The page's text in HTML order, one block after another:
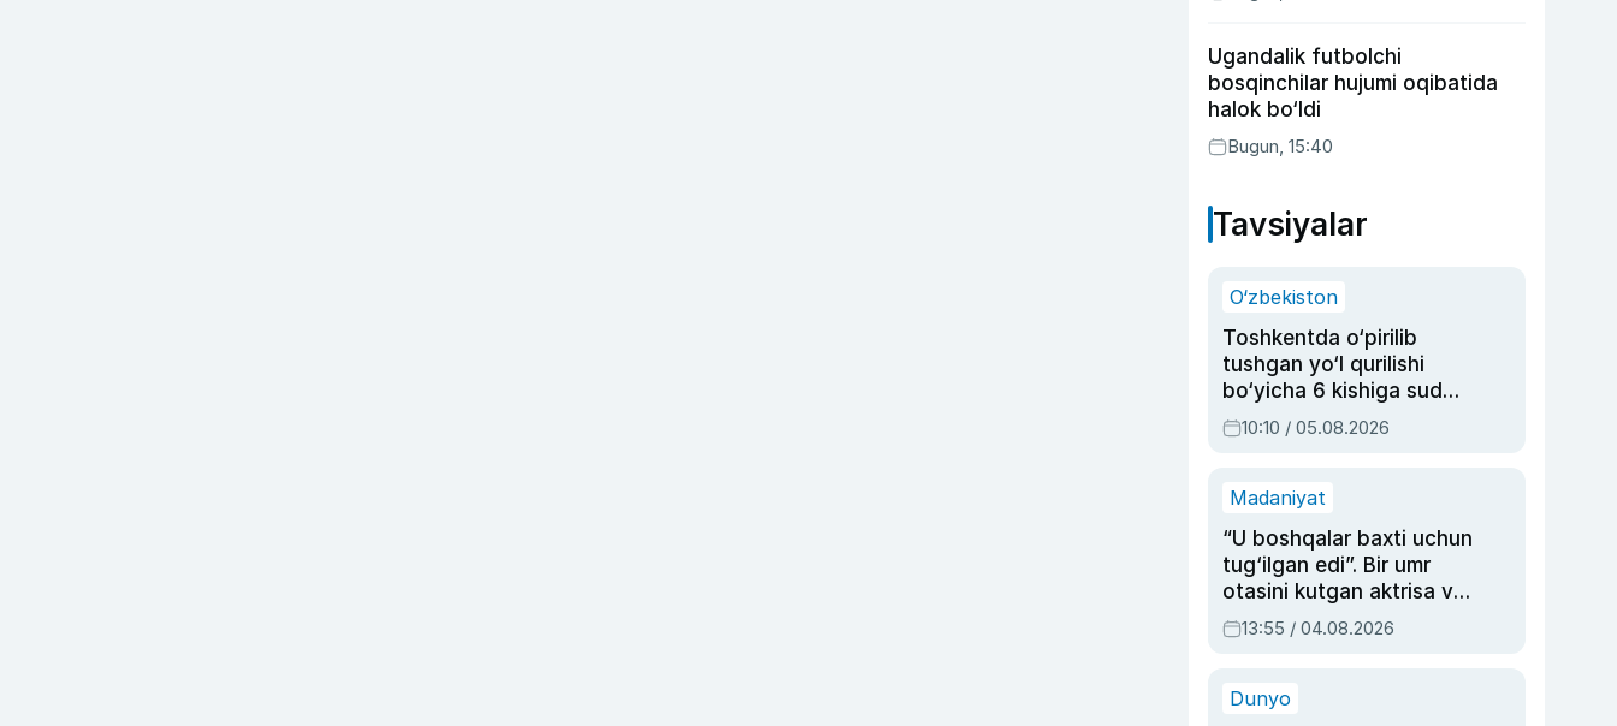
Ugandalik futbolchi
bosqinchilar hujumi oqibatida
halok bo‘ldi
Bugun, 15:40
Tavsiyalar
O‘zbekiston
Toshkentda o‘pirilib
tushgan yo‘l qurilishi
bo‘yicha 6 kishiga sud
hukmi o‘qildi
10:10 / 05.08.2026
Madaniyat
“U boshqalar baxti uchun
tug‘ilgan edi”. Bir umr
otasini kutgan aktrisa va
dublyaj ustasi Rimma
Ahmedovaning
13:55 / 04.08.2026
Dunyo